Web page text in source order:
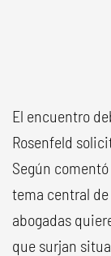
El encuentro
Rosenfeld
Según
tema central
abogadas
que surjan